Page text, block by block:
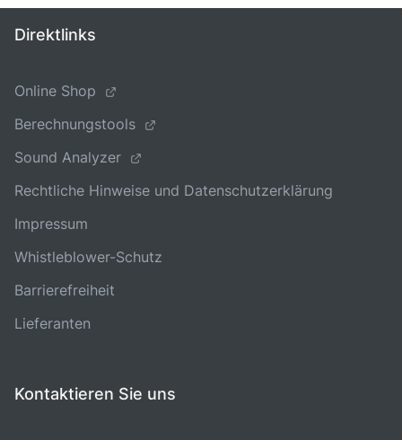
Direktlinks
Online Shop
Berechnungstools
Sound Analyzer
Rechtliche Hinweise und Datenschutzerklärung
Impressum
Whistleblower-Schutz
Barrierefreiheit
Lieferanten
Kontaktieren Sie uns